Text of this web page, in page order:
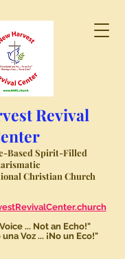
Revival
Based Spirit-Filled
Christian Church
... Not an Echo!"
Voz ... ¡No un Eco!"